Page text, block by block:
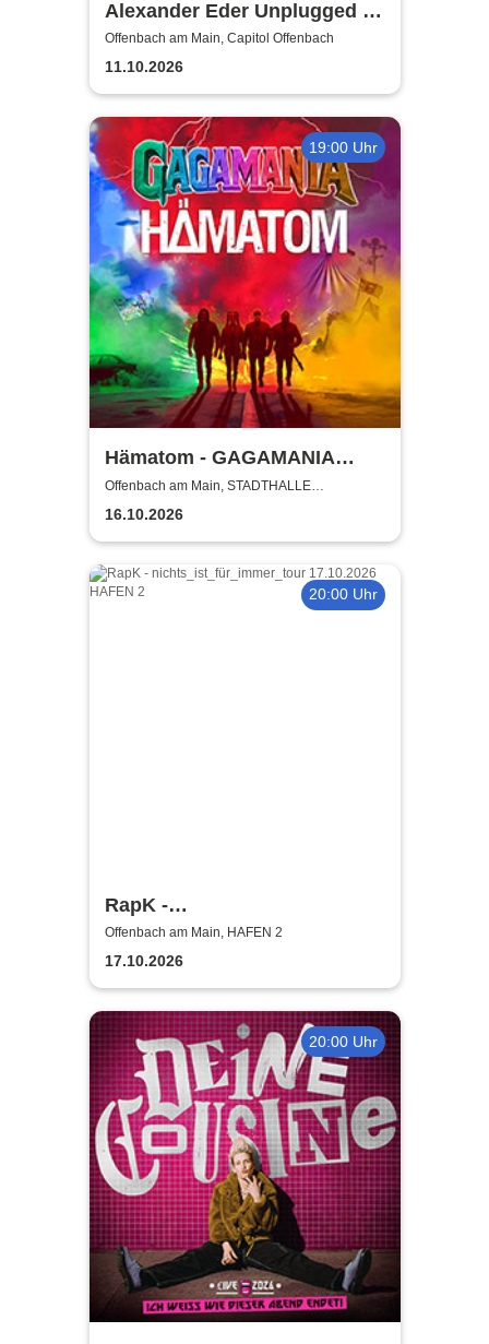
Alexander Eder Unplugged -
Die Akustik Tour Live mit
Band
Offenbach am Main, Capitol Offenbach
11.10.2026
19:00 Uhr
Hämatom - GAGAMANIA
TOUR 2026
Offenbach am Main, STADTHALLE
OFFENBACH
16.10.2026
20:00 Uhr
RapK -
nichts_ist_für_immer_tour
Offenbach am Main, HAFEN 2
17.10.2026
20:00 Uhr